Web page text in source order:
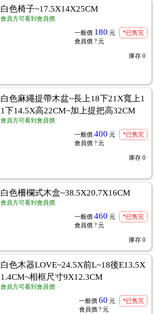
白色椅子~17.5X14X25CM
會員方可看到會員價
一般價 180 元
會員價 ? 元
*已售完
庫存 0
白色麻繩提帶木盆~長上18下21X寬上1
1下14.5X高22CM~加上提把高32CM
會員方可看到會員價
一般價 400 元
會員價 ? 元
*已售完
庫存 0
白色柵欄式木盒~38.5X20.7X16CM
會員方可看到會員價
一般價 460 元
會員價 ? 元
*已售完
庫存 0
白色木器LOVE~24.5X前L~18後E13.5X
1.4CM~相框尺寸9X12.3CM
會員方可看到會員價
一般價 60 元
會員價 ? 元
*已售完